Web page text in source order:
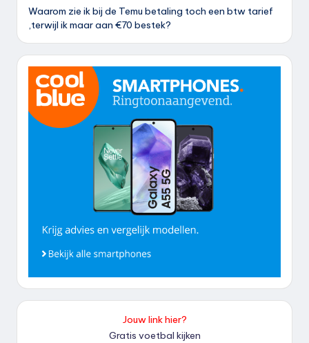
Waarom zie ik bij de Temu betaling toch een btw tarief
,terwijl ik maar aan €70 bestek?
Jouw link hier?
Gratis voetbal kijken